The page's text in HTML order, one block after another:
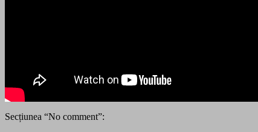
Secțiunea “No comment”: